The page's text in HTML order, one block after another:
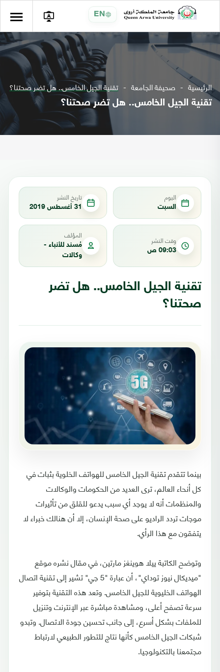
EN
الرئيسية صحيفة الجامعة تقنية الجيل الخامس.. هل تضر صحتنا؟
تقنية الجيل الخامس.. هل تضر صحتنا؟
اليوم
السبت
تاريخ النشر
31 أغسطس 2019
وقت النشر
09:03 ص
المؤلف
مُسند للأنباء -
وكالات
تقنية الجيل الخامس.. هل تضر
صحتنا؟
بينما تتقدم تقنية الجيل الخامس للهواتف الخلوية بثبات في
كل أنحاء العالم، ترى العديد من الحكومات والوكالات
والمنظمات أنه لا يوجد أي سبب يدعو للقلق من تأثيرات
موجات تردد الراديو على صحة الإنسان، إلا أن هنالك خبراء لا
يتفقون مع هذا الرأي.
وتوضح الكاتبة ييلا هوينغز مارتين، في مقال نشره موقع
"ميديكال نيوز توداي"، أن عبارة "5 جي" تشير إلى تقنية اتصال
الهواتف الخليوية للجيل الخامس. وتعد هذه التقنية بتوفير
سرعة تصفح أعلى، ومشاهدة مباشرة عبر الإنترنت وتنزيل
للملفات بشكل أسرع، إلى جانب تحسين جودة الاتصال. وتبدو
شبكات الجيل الخامس كأنها نتاج للتطور الطبيعي لارتباط
مجتمعنا بالتكنولوجيا.